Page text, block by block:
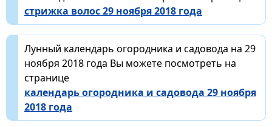
стрижка волос 29 ноября 2018 года
Лунный календарь огородника и садовода на 29
ноября 2018 года Вы можете посмотреть на
странице
календарь огородника и садовода 29 ноября
2018 года